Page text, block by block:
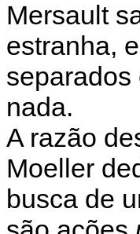
Mersault
estranha,
separados
nada.
A razão
Moeller
busca de